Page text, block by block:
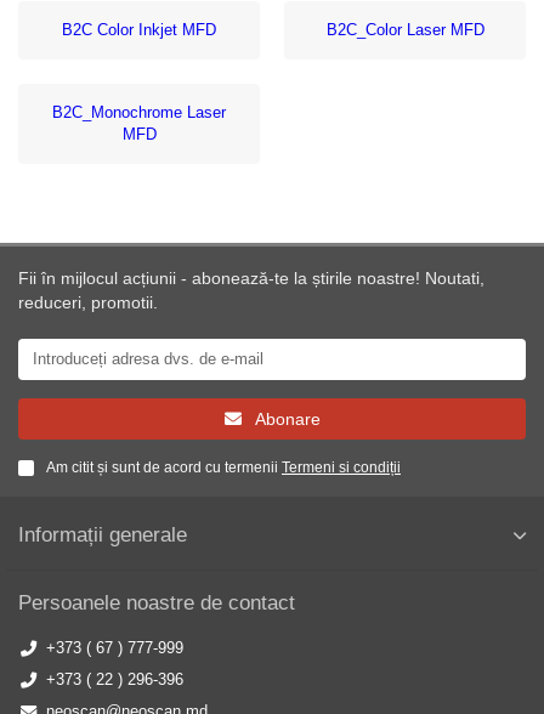
B2C Color Inkjet MFD B2C_Color Laser MFD
B2C_Monochrome Laser
MFD
Fii în mijlocul acțiunii - abonează-te la știrile noastre! Noutati,
reduceri, promotii.
Abonare
Am citit și sunt de acord cu termenii Termeni si condiții
Informații generale
Persoanele noastre de contact
+373 ( 67 ) 777-999
+373 ( 22 ) 296-396